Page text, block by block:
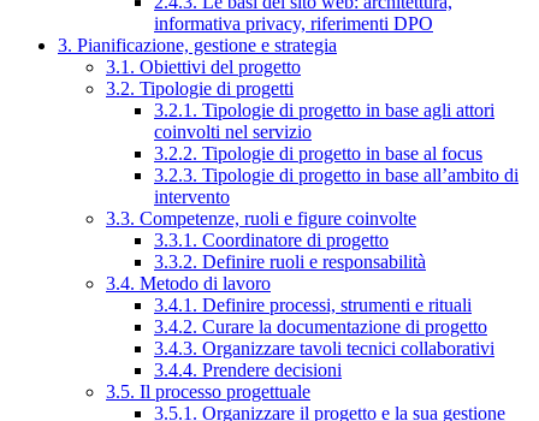
informativa privacy, riferimenti DPO
3. Pianificazione, gestione e strategia
3.1. Obiettivi del progetto
3.2. Tipologie di progetti
3.2.1. Tipologie di progetto in base agli attori
coinvolti nel servizio
3.2.2. Tipologie di progetto in base al focus
3.2.3. Tipologie di progetto in base all’ambito di
intervento
3.3. Competenze, ruoli e figure coinvolte
3.3.1. Coordinatore di progetto
3.3.2. Definire ruoli e responsabilità
3.4. Metodo di lavoro
3.4.1. Definire processi, strumenti e rituali
3.4.2. Curare la documentazione di progetto
3.4.3. Organizzare tavoli tecnici collaborativi
3.4.4. Prendere decisioni
3.5. Il processo progettuale
3.5.1. Organizzare il progetto e la sua gestione